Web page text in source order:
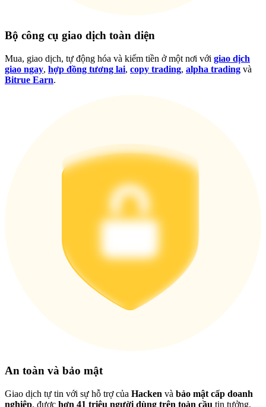
Bộ công cụ giao dịch toàn diện
Mua, giao dịch, tự động hóa và kiếm tiền ở một nơi với giao dịch
giao ngay, hợp đồng tương lai, copy trading, alpha trading và
Bitrue Earn.
An toàn và bảo mật
Giao dịch tự tin với sự hỗ trợ của Hacken và bảo mật cấp doanh
nghiệp, được hơn 41 triệu người dùng trên toàn cầu tin tưởng.